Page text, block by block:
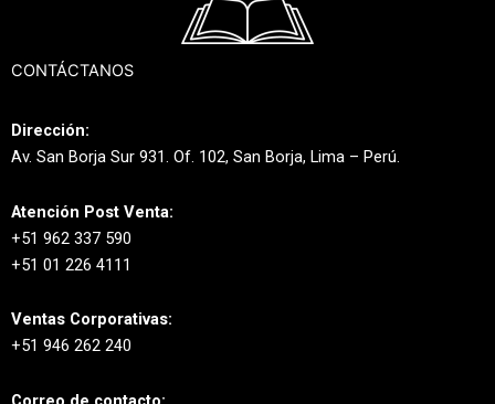
CONTÁCTANOS
Dirección:
Av. San Borja Sur 931. Of. 102, San Borja, Lima – Perú.
Atención Post Venta:
+51 962 337 590
+51 01 226 4111
Ventas Corporativas:
+51 946 262 240